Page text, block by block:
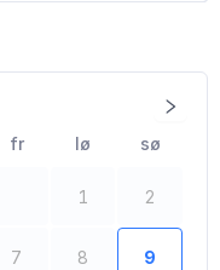
fr lø sø
1 2
7 8 9